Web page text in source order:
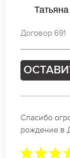
Наталья
Договор 452
Идеальные
маникюру в